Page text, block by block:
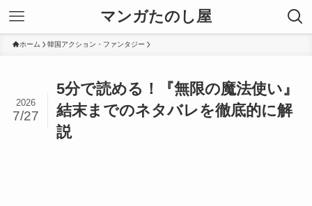
マンガたのし屋
ホーム 韓国アクション・ファンタジー
5分で読める！『無限の魔法使い』
結末までのネタバレを徹底的に解
説
2026
7/27